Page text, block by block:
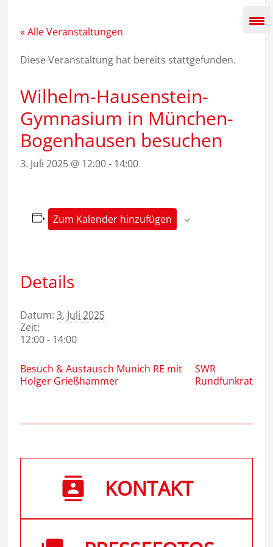
springen« Alle Veranstaltungen
Diese Veranstaltung hat bereits stattgefunden.
Wilhelm-Hausenstein-
Gymnasium in München-
Bogenhausen besuchen
3. Juli 2025 @ 12:00- 14:00
Zum Kalender hinzufügen
Details
Datum: 3. Juli 2025
Zeit:
12:00 - 14:00
Besuch & Austausch Munich RE mit
Holger Grießhammer
SWR
Rundfunkrat
KONTAKT